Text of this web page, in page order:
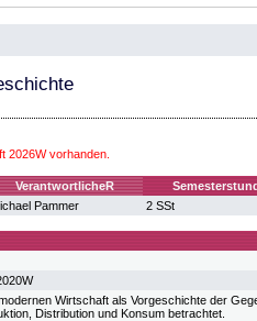
2026W vorhanden.
VerantwortlicheR
Pammer 2 SSt
Wirtschaft als Vorgeschichte der
Distribution und Konsum betrachtet.